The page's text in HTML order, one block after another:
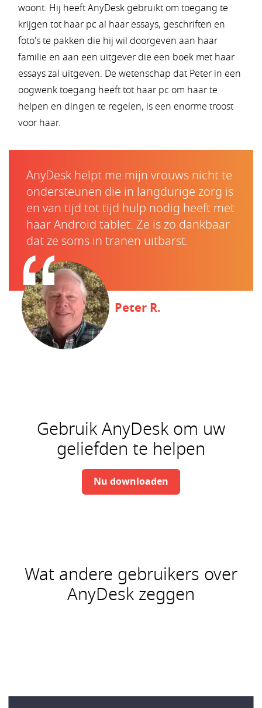
woont. Hij heeft AnyDesk gebruikt om toegang te
krijgen tot haar pc al haar essays, geschriften en
foto's te pakken die hij wil doorgeven aan haar
familie en aan een uitgever die een boek met haar
essays zal uitgeven. De wetenschap dat Peter in een
oogwenk toegang heeft tot haar pc om haar te
helpen en dingen te regelen, is een enorme troost
voor haar.
AnyDesk helpt me mijn vrouws nicht te
ondersteunen die in langdurige zorg is
en van tijd tot tijd hulp nodig heeft met
haar Android tablet. Ze is zo dankbaar
dat ze soms in tranen uitbarst.
Peter R.
Gebruik AnyDesk om uw
geliefden te helpen
Nu downloaden
Wat andere gebruikers over
AnyDesk zeggen